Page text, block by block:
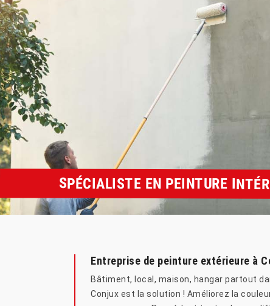
SPÉCIALISTE EN PEINTURE
Entreprise de peinture extérieure à
Bâtiment, local, maison, hangar partout
Conjux est la solution ! Améliorez la